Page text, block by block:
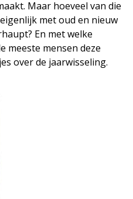
Maar hoeveel van die
met oud en nieuw
En met welke
meeste mensen deze
over de jaarwisseling.